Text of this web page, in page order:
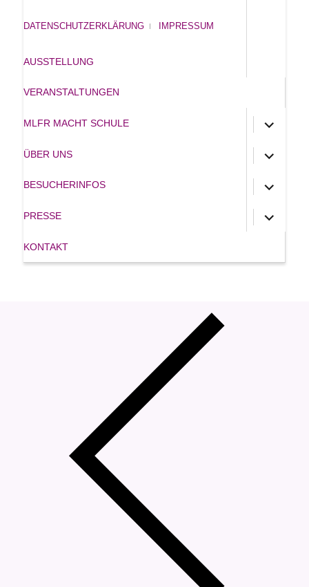
DATENSCHUTZERKLÄRUNG IMPRESSUM
AUSSTELLUNG
VERANSTALTUNGEN
MLFR MACHT SCHULE
anzeigen
ÜBER UNS
anzeigen
BESUCHERINFOS
anzeigen
PRESSE
anzeigen
KONTAKT